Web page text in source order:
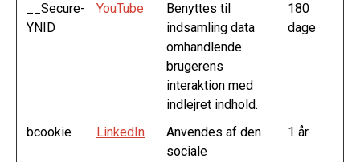
__Secure-
YNID
YouTube
Benyttes til
indsamling data
omhandlende
brugerens
interaktion med
indlejret indhold.
180
dage
bcookie LinkedIn
Anvendes af den
sociale
1 år